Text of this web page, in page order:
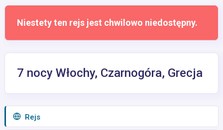
Niestety ten rejs jest chwilowo niedostępny.
7 nocy Włochy, Czarnogóra, Grecja
Rejs